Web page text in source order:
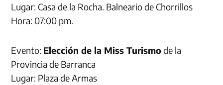
Lugar: Casa de la Rocha. Balneario de Chorrillos
Hora: 07:00 pm.
Evento: Elección de la Miss Turismode la
Provincia de Barranca
Lugar: Plaza de Armas